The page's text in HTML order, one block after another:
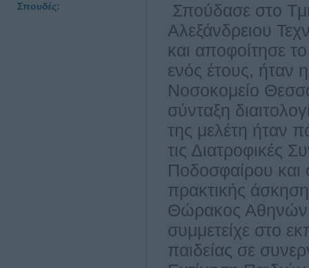
Σπουδές:
Σπούδασε στο
Αλεξάνδρειου
και αποφοίτησε
ενός έτους, ήταν
Νοσοκομείο
σύνταξη
της μελέτη ήταν
τις Διατροφικές
Ποδοσφαίρου και
πρακτικής
Θώρακος Αθηνών
συμμετείχε στο
παιδείας σε